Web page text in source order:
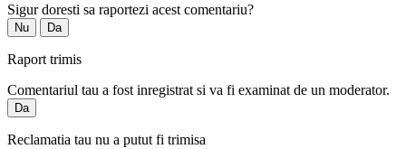
Sigur doresti sa raportezi acest comentariu?
Nu Da
Raport trimis
Comentariul tau a fost inregistrat si va fi examinat de un moderator.
Da
Reclamatia tau nu a putut fi trimisa